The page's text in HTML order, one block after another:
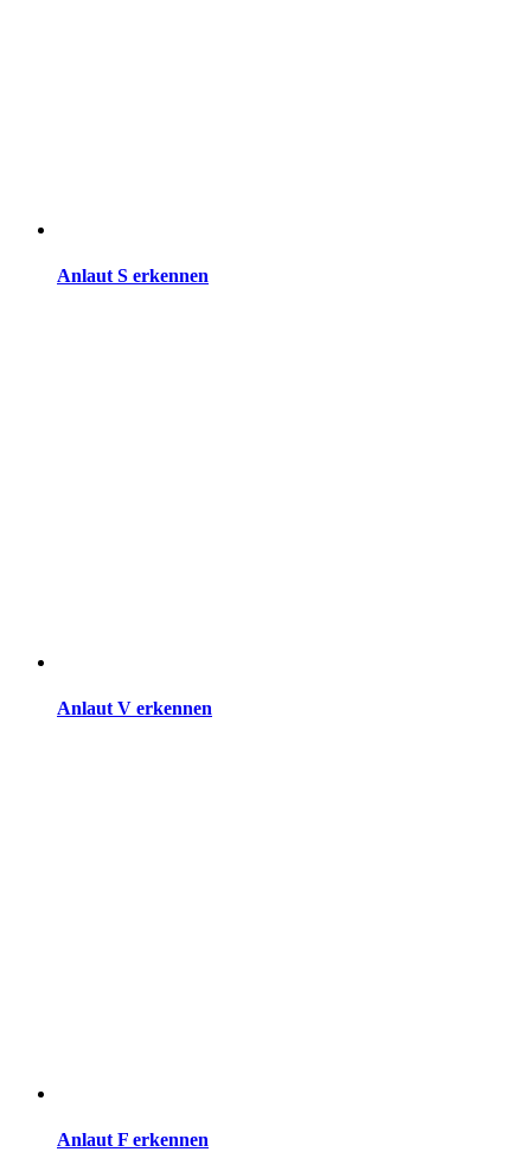
Anlaut S erkennen
Anlaut V erkennen
Anlaut F erkennen